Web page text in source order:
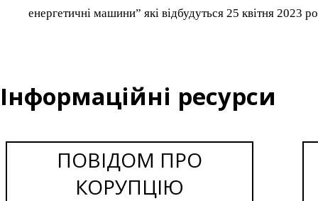
енергетичні машини” які відбудуться 25 квітня 2023
Інформаційні ресурси
ПОВІДОМ ПРО
КОРУПЦІЮ